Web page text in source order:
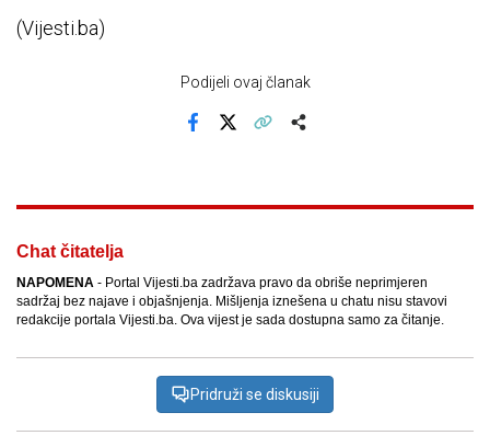
(Vijesti.ba)
Podijeli ovaj članak
Chat čitatelja
NAPOMENA - Portal Vijesti.ba zadržava pravo da obriše neprimjeren
sadržaj bez najave i objašnjenja. Mišljenja iznešena u chatu nisu stavovi
redakcije portala Vijesti.ba. Ova vijest je sada dostupna samo za čitanje.
Pridruži se diskusiji